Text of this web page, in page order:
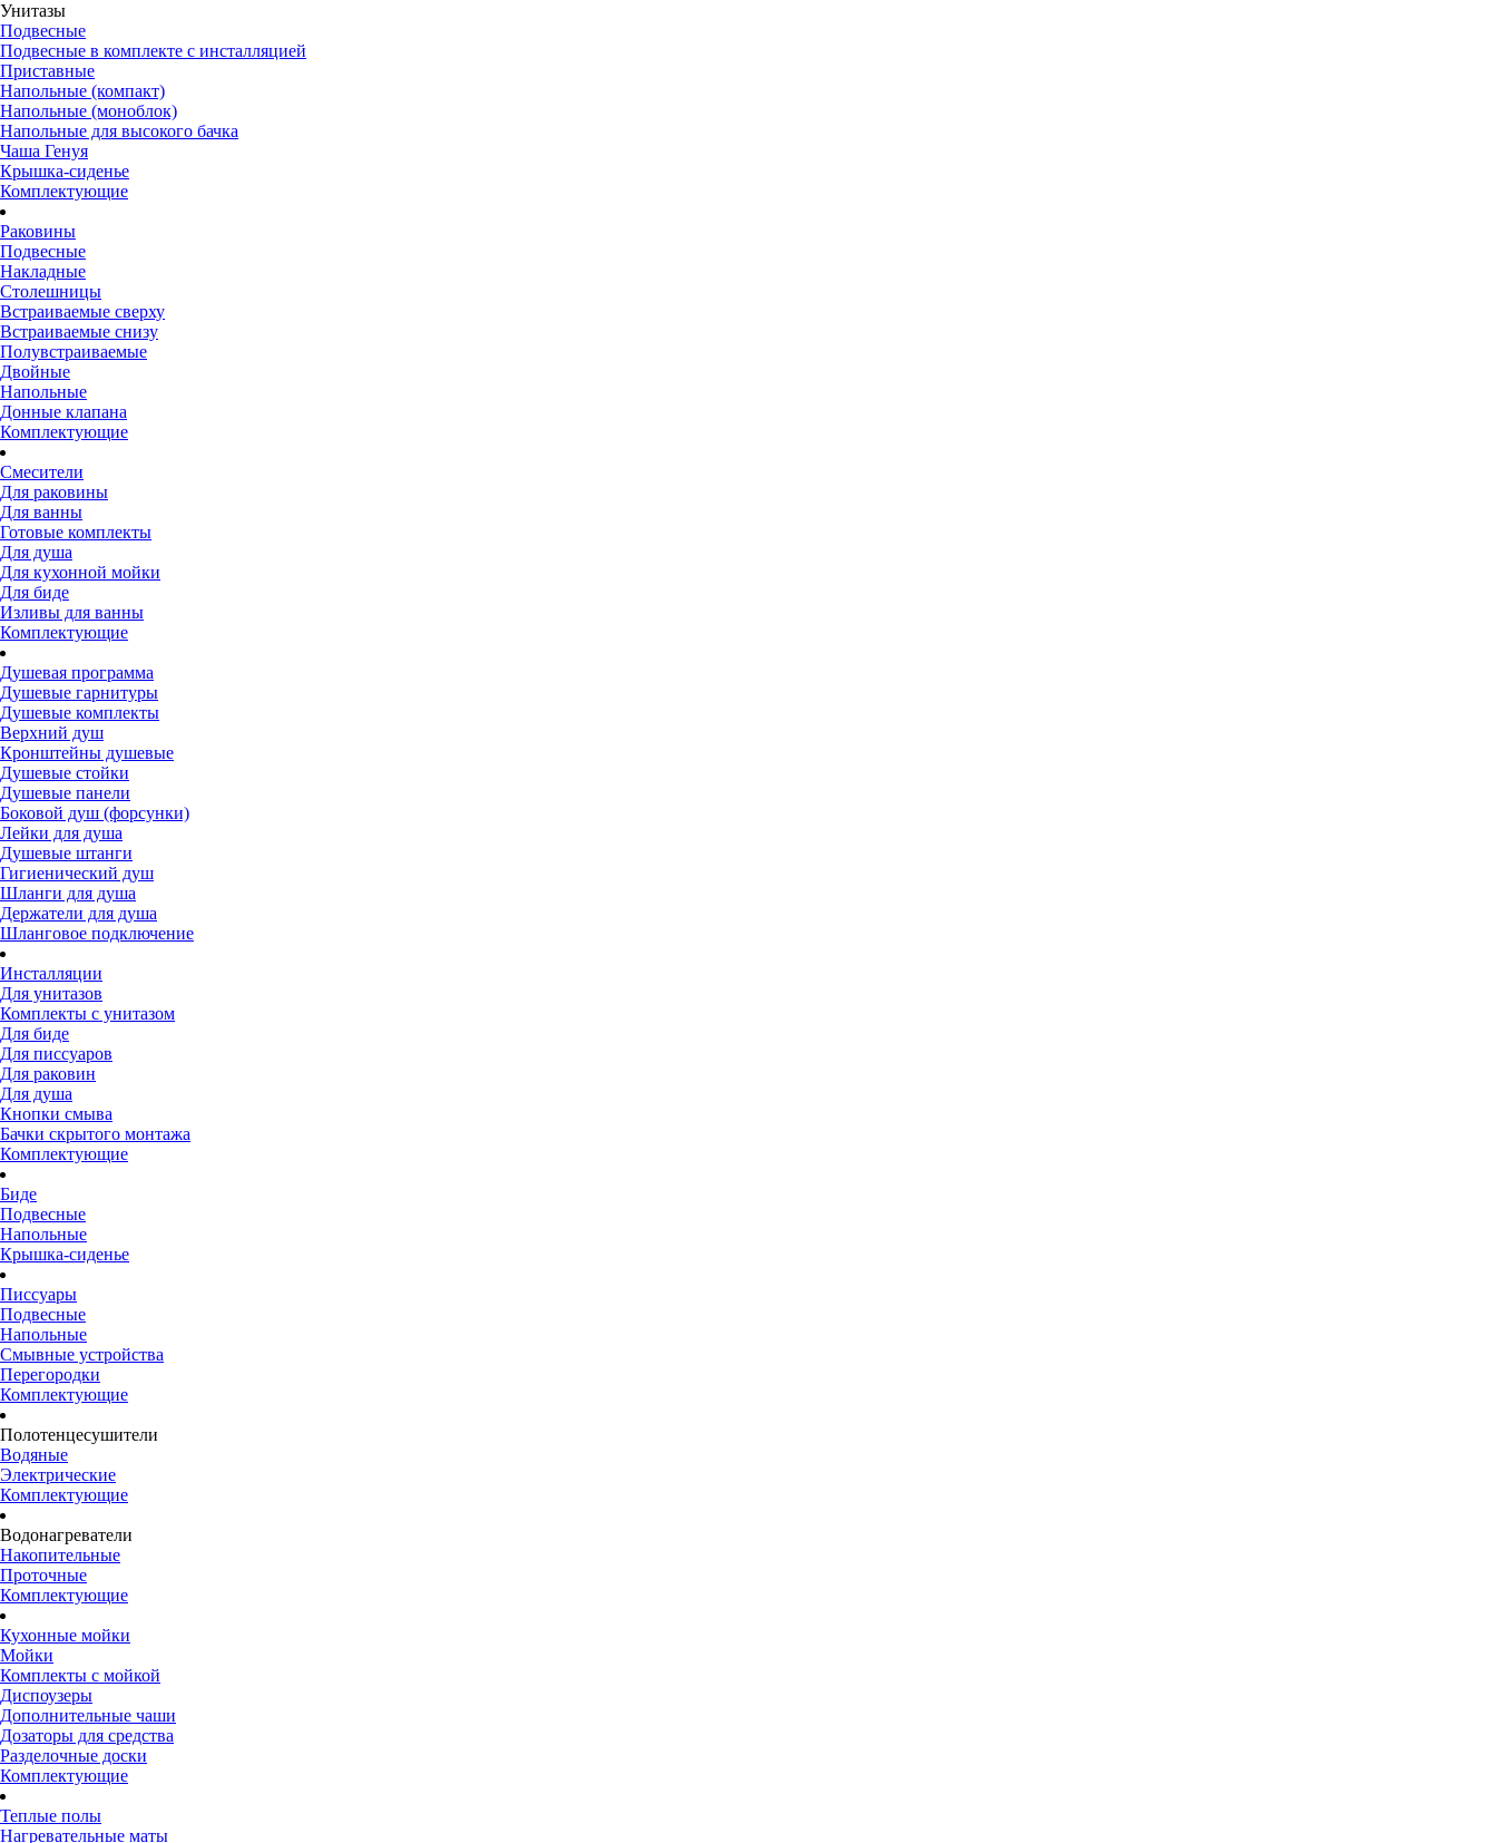
Унитазы
Подвесные
Подвесные в комплекте с инсталляцией
Приставные
Напольные (компакт)
Напольные (моноблок)
Напольные для высокого бачка
Чаша Генуя
Крышка-сиденье
Комплектующие
Раковины
Подвесные
Накладные
Столешницы
Встраиваемые сверху
Встраиваемые снизу
Полувстраиваемые
Двойные
Напольные
Донные клапана
Комплектующие
Смесители
Для раковины
Для ванны
Готовые комплекты
Для душа
Для кухонной мойки
Для биде
Изливы для ванны
Комплектующие
Душевая программа
Душевые гарнитуры
Душевые комплекты
Верхний душ
Кронштейны душевые
Душевые стойки
Душевые панели
Боковой душ (форсунки)
Лейки для душа
Душевые штанги
Гигиенический душ
Шланги для душа
Держатели для душа
Шланговое подключение
Инсталляции
Для унитазов
Комплекты с унитазом
Для биде
Для писсуаров
Для раковин
Для душа
Кнопки смыва
Бачки скрытого монтажа
Комплектующие
Биде
Подвесные
Напольные
Крышка-сиденье
Писсуары
Подвесные
Напольные
Смывные устройства
Перегородки
Комплектующие
Полотенцесушители
Водяные
Электрические
Комплектующие
Водонагреватели
Накопительные
Проточные
Комплектующие
Кухонные мойки
Мойки
Комплекты с мойкой
Диспоузеры
Дополнительные чаши
Дозаторы для средства
Разделочные доски
Комплектующие
Теплые полы
Нагревательные маты